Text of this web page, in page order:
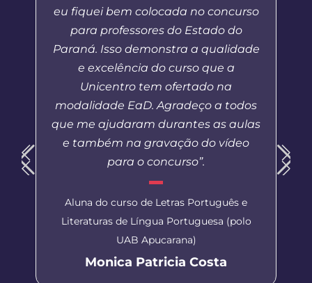
eu fiquei bem colocada no concurso
para professores do Estado do
Paraná. Isso demonstra a qualidade
e excelência do curso que a
Unicentro tem ofertado na
modalidade EaD. Agradeço a todos
que me ajudaram durantes as aulas
e também na gravação do vídeo
para o concurso”.
Aluna do curso de Letras Português e
Literaturas de Língua Portuguesa (polo
UAB Apucarana)
Monica Patricia Costa